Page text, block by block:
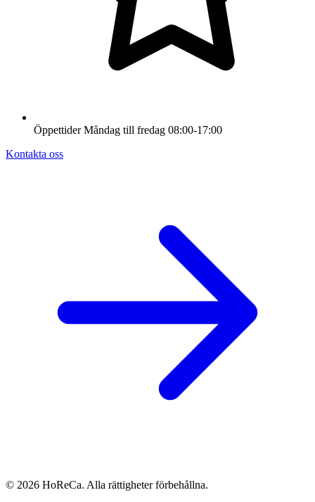
Öppettider Måndag till fredag 08:00-17:00
Kontakta oss
© 2026 HoReCa. Alla rättigheter förbehållna.